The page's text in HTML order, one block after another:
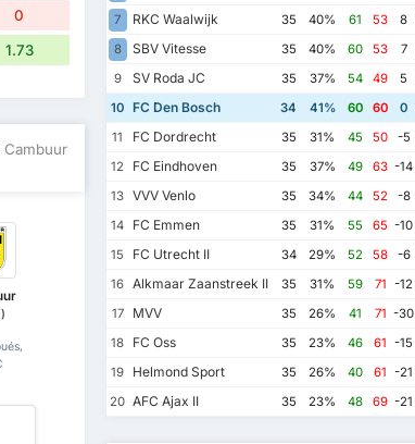
0
1.73
Cambuur
7
RKC Waalwijk 35 40% 61 53 8
8
SBV Vitesse 35 40% 60 53 7
9
SV Roda JC 35 37% 54 49 5
10 FC Den Bosch 34 41% 60 60 0
11
FC Dordrecht 35 31% 45 50 -5
12
FC Eindhoven 35 37% 49 63 -14
13 VVV Venlo 35 34% 44 52 -8
14
FC Emmen 35 31% 55 65 -10
15
FC Utrecht II 34 29% 52 58 -6
16 Alkmaar Zaanstreek II 35 31% 59 71 -12
17
MVV 35 26% 41 71 -30
18
FC Oss 35 23% 46 61 -15
19
Helmond Sport 35 26% 40 61 -21
20 AFC Ajax II 35 23% 48 69 -21